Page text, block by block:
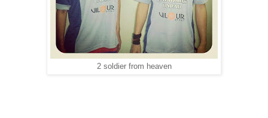
2 soldier from heaven